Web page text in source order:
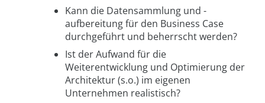
Kann die Datensammlung und -
aufbereitung für den Business Case
durchgeführt und beherrscht werden?
Ist der Aufwand für die
Weiterentwicklung und Optimierung der
Architektur (s.o.) im eigenen
Unternehmen realistisch?